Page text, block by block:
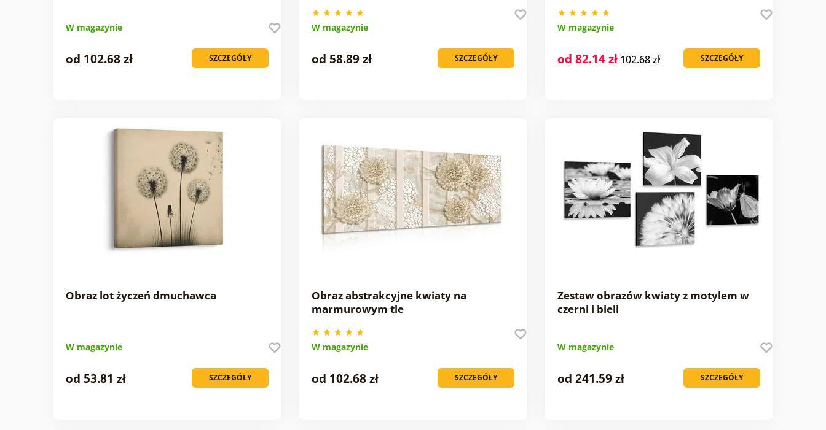
W magazynie
SZCZEGÓŁY
od 102.68 zł
W magazynie
SZCZEGÓŁY
od 58.89 zł
W magazynie
SZCZEGÓŁY
od 82.14 zł102.68 zł
Obraz lot życzeń dmuchawca
W magazynie
SZCZEGÓŁY
od 53.81 zł
Obraz abstrakcyjne kwiaty na
marmurowym tle
W magazynie
SZCZEGÓŁY
od 102.68 zł
Zestaw obrazów kwiaty z motylem w
czerni i bieli
W magazynie
SZCZEGÓŁY
od 241.59 zł